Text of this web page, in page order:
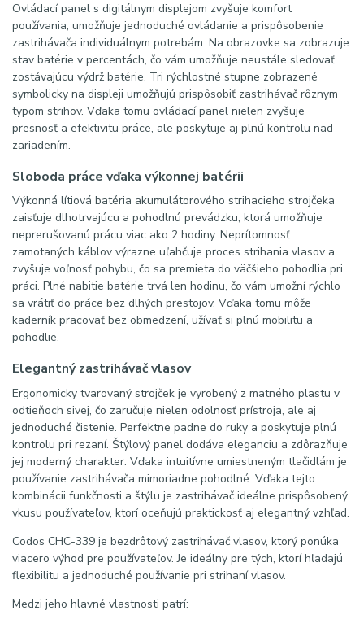
Ovládací panel s digitálnym displejom zvyšuje komfort
používania, umožňuje jednoduché ovládanie a prispôsobenie
zastrihávača individuálnym potrebám. Na obrazovke sa zobrazuje
stav batérie v percentách, čo vám umožňuje neustále sledovať
zostávajúcu výdrž batérie. Tri rýchlostné stupne zobrazené
symbolicky na displeji umožňujú prispôsobiť zastrihávač rôznym
typom strihov. Vďaka tomu ovládací panel nielen zvyšuje
presnosť a efektivitu práce, ale poskytuje aj plnú kontrolu nad
zariadením.
Sloboda práce vďaka výkonnej batérii
Výkonná lítiová batéria akumulátorového strihacieho strojčeka
zaisťuje dlhotrvajúcu a pohodlnú prevádzku, ktorá umožňuje
neprerušovanú prácu viac ako 2 hodiny. Neprítomnosť
zamotaných káblov výrazne uľahčuje proces strihania vlasov a
zvyšuje voľnosť pohybu, čo sa premieta do väčšieho pohodlia pri
práci. Plné nabitie batérie trvá len hodinu, čo vám umožní rýchlo
sa vrátiť do práce bez dlhých prestojov. Vďaka tomu môže
kaderník pracovať bez obmedzení, užívať si plnú mobilitu a
pohodlie.
Elegantný zastrihávač vlasov
Ergonomicky tvarovaný strojček je vyrobený z matného plastu v
odtieňoch sivej, čo zaručuje nielen odolnosť prístroja, ale aj
jednoduché čistenie. Perfektne padne do ruky a poskytuje plnú
kontrolu pri rezaní. Štýlový panel dodáva eleganciu a zdôrazňuje
jej moderný charakter. Vďaka intuitívne umiestneným tlačidlám je
používanie zastrihávača mimoriadne pohodlné. Vďaka tejto
kombinácii funkčnosti a štýlu je zastrihávač ideálne prispôsobený
vkusu používateľov, ktorí oceňujú praktickosť aj elegantný vzhľad.
Codos CHC-339 je bezdrôtový zastrihávač vlasov, ktorý ponúka
viacero výhod pre používateľov. Je ideálny pre tých, ktorí hľadajú
flexibilitu a jednoduché používanie pri strihaní vlasov.
Medzi jeho hlavné vlastnosti patrí: